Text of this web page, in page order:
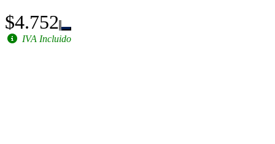
$4.752
IVA Incluido